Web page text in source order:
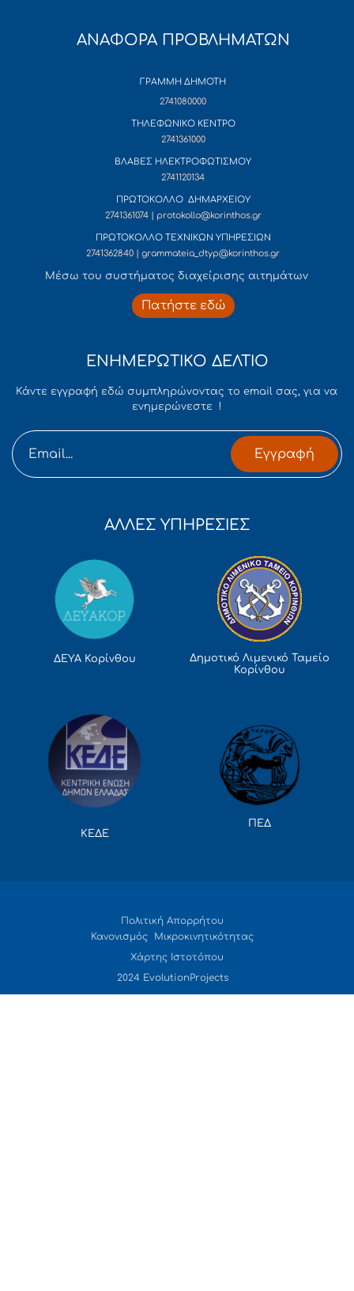
ΑΝΑΦΟΡΑ ΠΡΟΒΛΗΜΑΤΩΝ
ΓΡΑΜΜΗ ΔΗΜΟΤΗ
2741080000
ΤΗΛΕΦΩΝΙΚΟ ΚΕΝΤΡΟ
2741361000
ΒΛΑΒΕΣ ΗΛΕΚΤΡΟΦΩΤΙΣΜΟΥ
2741120134
ΠΡΩΤΟΚΟΛΛΟ ΔΗΜΑΡΧΕΙΟΥ
2741361074 | protokollo@korinthos.gr
ΠΡΩΤΟΚΟΛΛΟ ΤΕΧΝΙΚΩΝ ΥΠΗΡΕΣΙΩΝ
2741362840 | grammateia_dtyp@korinthos.gr
Mέσω του συστήματος διαχείρισης αιτημάτων
Πατήστε εδώ
ΕΝΗΜΕΡΩΤΙΚΟ ΔΕΛΤΙΟ
Κάντε εγγραφή εδώ συμπληρώνοντας το email σας, για να
ενημερώνεστε !
Εγγραφή
ΑΛΛΕΣ ΥΠΗΡΕΣΙΕΣ
ΔΕΥΑ Κορίνθου
Δημοτικό Λιμενικό Ταμείο
Κορίνθου
ΚΕΔΕ
ΠΕΔ
Πολιτική Απορρήτου
Κανονισμός Μικροκινητικότητας
Χάρτης Ιστοτόπου
2024 EvolutionProjects